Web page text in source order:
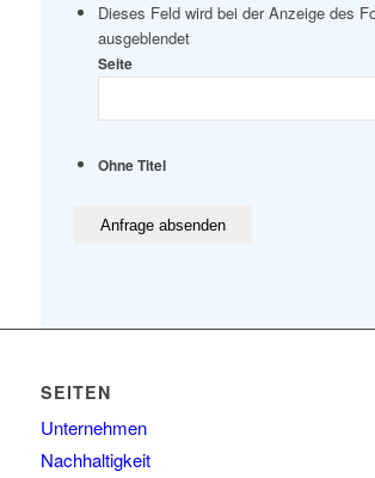
Dieses Feld wird bei der Anzeige des
ausgeblendet
Seite
Ohne Titel
SEITEN
Unternehmen
Nachhaltigkeit